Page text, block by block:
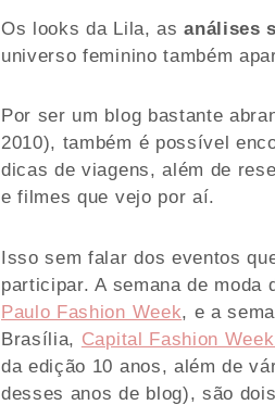
Os looks da Lila, asanálises
universo feminino também
Por ser um blog bastante
2010), também é possível
dicas de viagens, além de
e filmes que vejo por aí.
Isso sem falar dos eventos
participar. A semana de moda
Paulo Fashion Week, e a
Brasília, Capital Fashion Week
da edição 10 anos, além de
desses anos de blog), são